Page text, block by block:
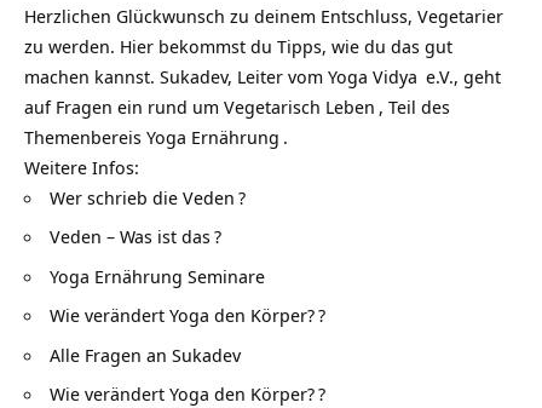
Herzlichen Glückwunsch zu deinem Entschluss, Vegetarier
zu werden. Hier bekommst du Tipps, wie du das gut
machen kannst. Sukadev, Leiter vom Yoga Vidya e.V., geht
auf Fragen ein rund um Vegetarisch Leben , Teil des
Themenbereis Yoga Ernährung .
Weitere Infos:
Wer schrieb die Veden ?
Veden – Was ist das?
Yoga Ernährung Seminare
Wie verändert Yoga den Körper??
Alle Fragen an Sukadev
Wie verändert Yoga den Körper??